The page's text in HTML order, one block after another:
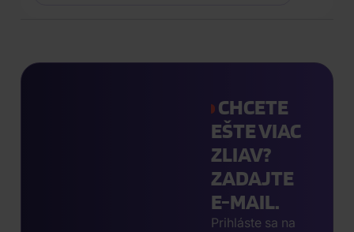
CHCETE
EŠTE VIAC
ZLIAV?
ZADAJTE
E-MAIL.
Prihláste sa na